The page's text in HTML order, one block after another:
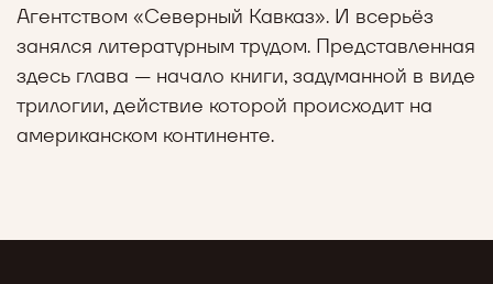
Агентством «Северный Кавказ». И всерьёз
занялся литературным трудом. Представленная
здесь глава — начало книги, задуманной в виде
трилогии, действие которой происходит на
американском континенте.